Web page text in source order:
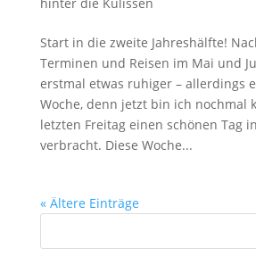
Start in die zweite Jahreshälfte!
Terminen und Reisen im Mai und
erstmal etwas ruhiger – allerdings
Woche, denn jetzt bin ich nochmal
letzten Freitag einen schönen Tag
verbracht. Diese Woche...
« Ältere Einträge